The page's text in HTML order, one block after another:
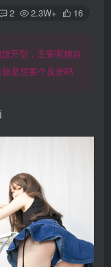
2 2.3W+ 16
开型，主要呢她自
是想要个反差吗